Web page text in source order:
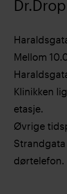
Mellom
Klinikken
etasje.
Øvrige
Strandgata
dørtelefon.